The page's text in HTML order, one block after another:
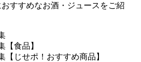
すすめなお酒・ジュースをご紹
【食品】
【じせポ！おすすめ商品】